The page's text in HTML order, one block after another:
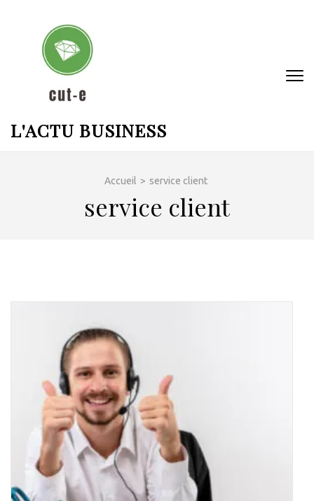
L'ACTU BUSINESS
Accueil > service client
service client